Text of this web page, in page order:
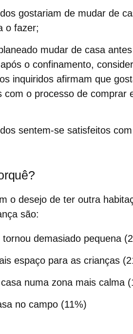
gostariam de mudar de
o fazer;
mudar de casa
o confinamento,
inquiridos afirmam que
com o processo de comprar
sentem-se satisfeitos
o desejo de ter outra
são:
demasiado pequena
espaço para as crianças
numa zona mais calma
no campo (11%)